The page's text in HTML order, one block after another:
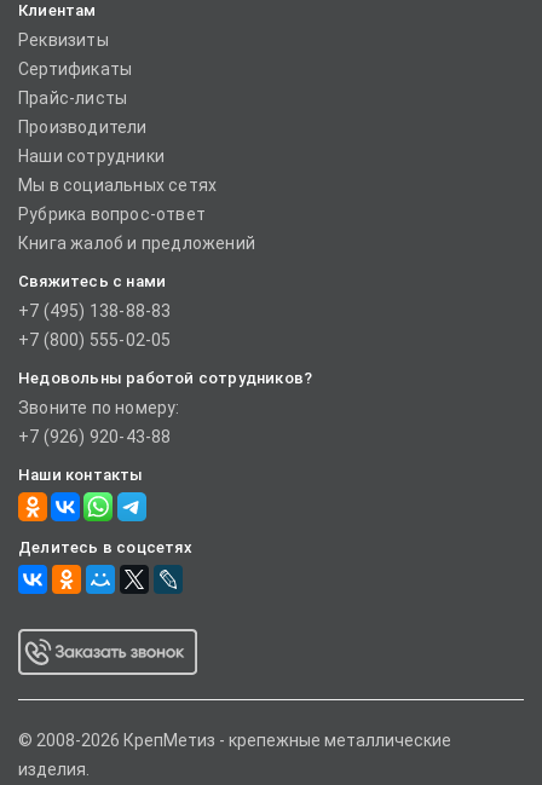
Клиентам
Реквизиты
Сертификаты
Прайс-листы
Производители
Наши сотрудники
Мы в социальных сетях
Рубрика вопрос-ответ
Книга жалоб и предложений
Свяжитесь с нами
+7 (495) 138-88-83
+7 (800) 555-02-05
Недовольны работой сотрудников?
Звоните по номеру:
+7 (926) 920-43-88
Наши контакты
Делитесь в соцсетях
© 2008-2026 КрепМетиз - крепежные металлические
изделия.